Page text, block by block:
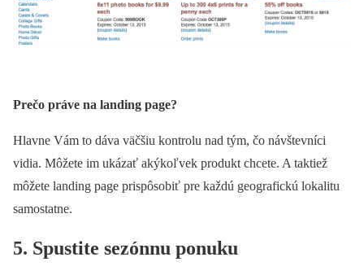
Prečo práve na landing page?
Hlavne Vám to dáva väčšiu kontrolu nad tým, čo návštevníci
vidia. Môžete im ukázať akýkoľvek produkt chcete. A taktiež
môžete landing page prispôsobiť pre každú geografickú lokalitu
samostatne.
5. Spustite sezónnu ponuku